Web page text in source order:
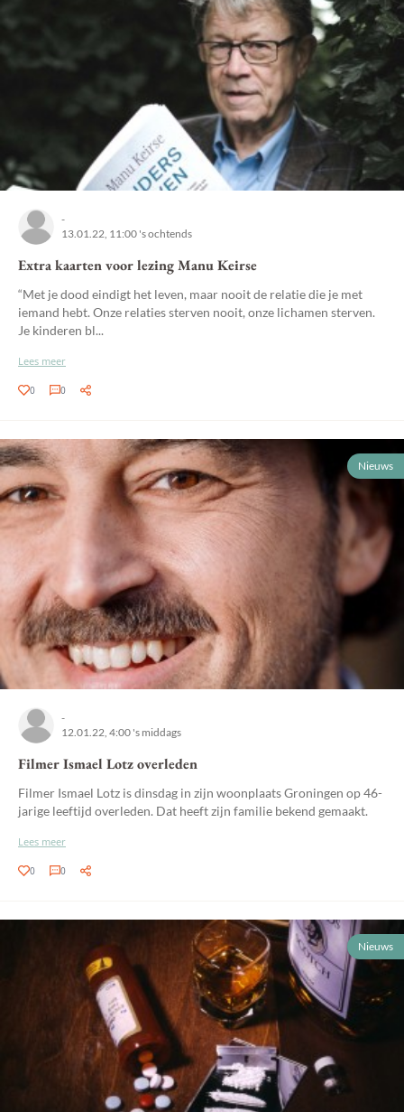
-
13.01.22, 11:00 's ochtends
Extra kaarten voor lezing Manu Keirse
“Met je dood eindigt het leven, maar nooit de relatie die je met
iemand hebt. Onze relaties sterven nooit, onze lichamen sterven.
Je kinderen bl...
Lees meer
0 0
Nieuws
-
12.01.22, 4:00 's middags
Filmer Ismael Lotz overleden
Filmer Ismael Lotz is dinsdag in zijn woonplaats Groningen op 46-
jarige leeftijd overleden. Dat heeft zijn familie bekend gemaakt.
Lees meer
0 0
Nieuws